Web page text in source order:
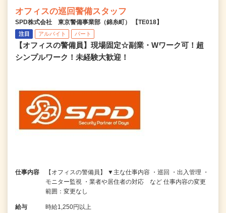
オフィスの巡回警備スタッフ
SPD株式会社 東京警備事業部（錦糸町） 【TE018】
注目 アルバイト パート
【オフィスの警備員】現場固定☆副業・Wワーク可！超
シンプルワーク！未経験大歓迎！
仕事内容
【オフィスの警備員】 ▼主な仕事内容 ・巡回 ・出入管理 ・
モニター監視 ・業者や居住者の対応 など 仕事内容の変更
範囲：変更なし
給与 時給1,250円以上